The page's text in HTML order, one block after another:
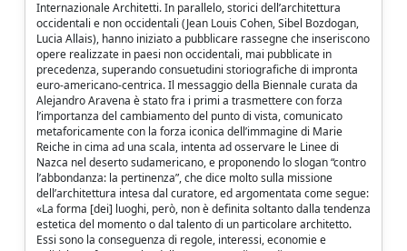
Internazionale Architetti. In parallelo, storici dell’architettura
occidentali e non occidentali (Jean Louis Cohen, Sibel Bozdogan,
Lucia Allais), hanno iniziato a pubblicare rassegne che inseriscono
opere realizzate in paesi non occidentali, mai pubblicate in
precedenza, superando consuetudini storiografiche di impronta
euro-americano-centrica. Il messaggio della Biennale curata da
Alejandro Aravena è stato fra i primi a trasmettere con forza
l’importanza del cambiamento del punto di vista, comunicato
metaforicamente con la forza iconica dell’immagine di Marie
Reiche in cima ad una scala, intenta ad osservare le Linee di
Nazca nel deserto sudamericano, e proponendo lo slogan “contro
l’abbondanza: la pertinenza”, che dice molto sulla missione
dell’architettura intesa dal curatore, ed argomentata come segue:
«La forma [dei] luoghi, però, non è definita soltanto dalla tendenza
estetica del momento o dal talento di un particolare architetto.
Essi sono la conseguenza di regole, interessi, economie e